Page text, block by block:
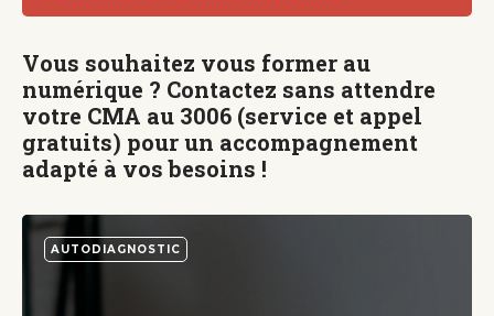
Vous souhaitez vous former au
numérique ? Contactez sans attendre
votre CMA au 3006 (service et appel
gratuits) pour un accompagnement
adapté à vos besoins !
AUTODIAGNOSTIC